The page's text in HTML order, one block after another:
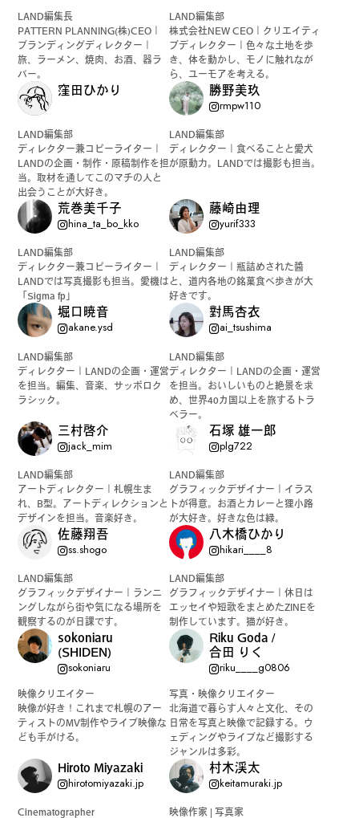
LAND編集長
PATTERN PLANNING(株)CEO｜
ブランディングディレクター｜
旅、ラーメン、焼肉、お酒、器ラ
バー。
LAND編集部
株式会社NEW CEO｜クリエイティ
ブディレクター｜色々な土地を歩
き、体を動かし、モノに触れなが
ら、ユーモアを考える。
窪田ひかり
LAND編集部
ディレクター兼コピーライター｜
LANDの企画・制作・原稿制作を担
当。取材を通してこのマチの人と
出会うことが大好き。
勝野美玖
rmpw110
LAND編集部
ディレクター｜食べることと愛犬
が原動力。LANDでは撮影も担当。
荒巻美千子
hina_ta_bo_kko
LAND編集部
ディレクター兼コピーライター｜
LANDでは写真撮影も担当。愛機は
「Sigma fp」
藤崎由理
yurif333
LAND編集部
ディレクター｜瓶詰めされた醬
と、道内各地の銘菓食べ歩きが大
好きです。
堀口暁音
akane.ysd
LAND編集部
ディレクター｜LANDの企画・運営
を担当。編集、音楽、サッポロク
ラシック。
對馬杏衣
ai_tsushima
LAND編集部
ディレクター｜LANDの企画・運営
を担当。おいしいものと絶景を求
め、世界40カ国以上を旅するトラ
ベラー。
三村啓介
jack_mim
LAND編集部
アートディレクター｜札幌生ま
れ、B型。アートディレクションと
デザインを担当。音楽好き。
石塚 雄一郎
plg722
LAND編集部
グラフィックデザイナー｜イラス
トが得意。お酒とカレーと狸小路
が大好き。好きな色は緑。
佐藤翔吾
ss.shogo
LAND編集部
グラフィックデザイナー｜ランニ
ングしながら街や気になる場所を
観察するのが日課です。
八木橋ひかり
hikari____8
LAND編集部
グラフィックデザイナー｜休日は
エッセイや短歌をまとめたZINEを
制作しています。猫が好き。
sokoniaru
(SHIDEN)
sokoniaru
映像クリエイター
映像が好き！これまで札幌のアー
ティストのMV制作やライブ映像な
ども手がける。
Riku Goda /
合田 りく
riku____g0806
写真・映像クリエイター
北海道で暮らす人々と文化、その
日常を写真と映像で記録する。ウ
ェディングやライブなど撮影する
ジャンルは多彩。
Hiroto Miyazaki
hirotomiyazaki.jp
Cinematographer
村木渓太
keitamuraki.jp
映像作家 | 写真家